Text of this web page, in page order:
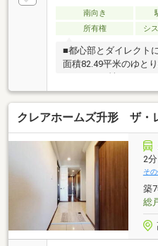
南向き
所有権
シ
■都心部とダイレクト
面積82.49平米のゆと
ライバシー性はもち
放感も向上させてい
知市納涼花火大会」
能です。詳細はお問い
クレアホームズ升形 ザ・
2分
そ
築
総